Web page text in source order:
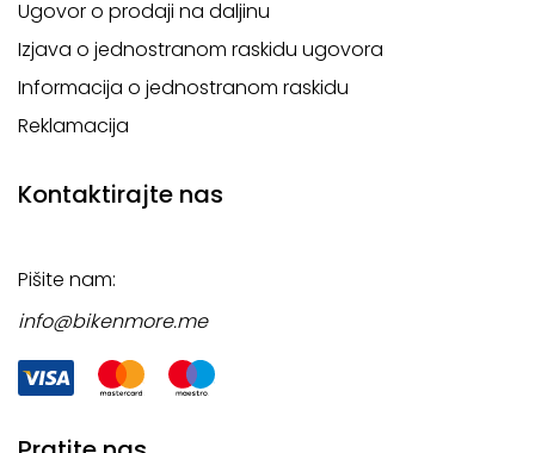
Ugovor o prodaji na daljinu
Izjava o jednostranom raskidu ugovora
Informacija o jednostranom raskidu
Reklamacija
Kontaktirajte nas
Pišite nam:
info@bikenmore.me